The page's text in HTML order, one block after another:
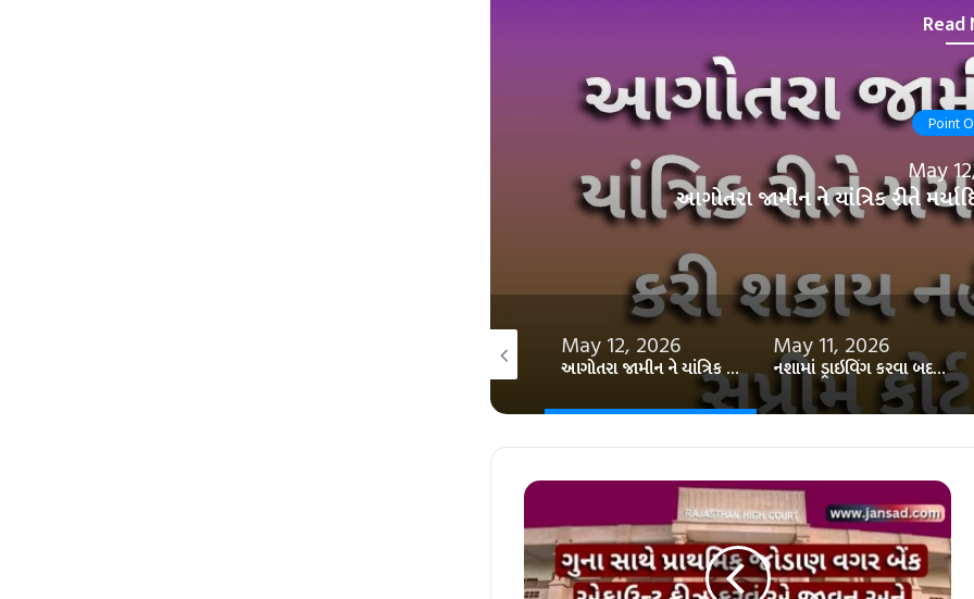
Point
May
આગોતરા જામીન ને યાંત્રિક રીતે
May 12, 2026
આગોતરા જામીન ને યાંત્રિક રીતે મર્યાદિત કરી શકાય નહીં: સુપ્રીમ કોર્ટ​સુપ્રીમ
May 11, 2026
નશામાં ડ્રાઇવિંગ કરવા બદલ પોલીસ વાહન જપ્ત કરી શકે નહીં: તેલંગાણા હાઈકોર્ટ